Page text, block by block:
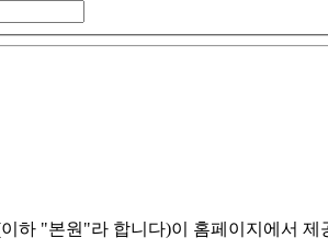
하 "본원"라 합니다)이 홈페이지에서